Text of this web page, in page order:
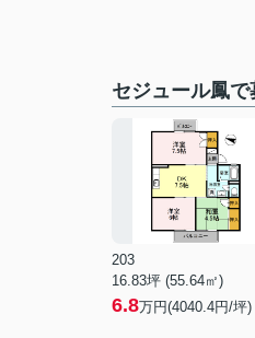
セジュール鳳
203
16.83坪 (55.64㎡)
6.8万円(4040.4円/坪)